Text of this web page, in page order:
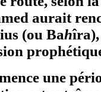
aurait
(ou Bah
une